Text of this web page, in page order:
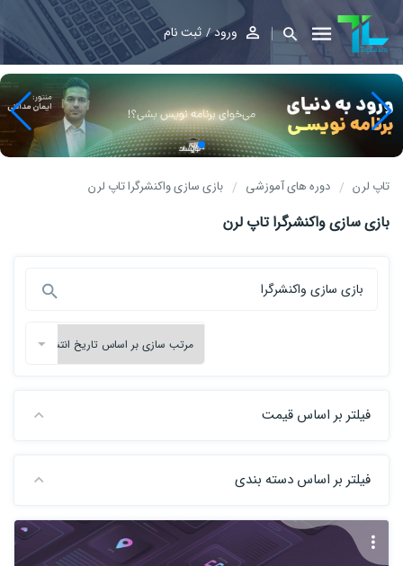
ورود ثبت نام
تاپ لرن دوره های آموزشی بازی سازی واکنشرگرا تاپ لرن
بازی سازی واکنشرگرا تاپ لرن
فیلتر بر اساس قیمت
فیلتر بر اساس دسته بندی